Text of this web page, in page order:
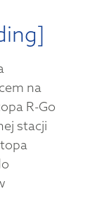
na
R-Go
stacji